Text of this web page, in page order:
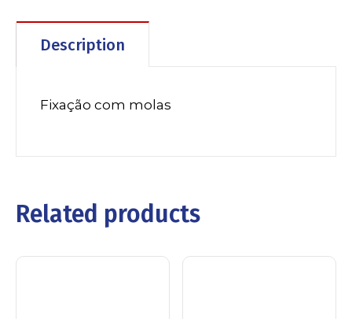
Description
Fixação com molas
Related products